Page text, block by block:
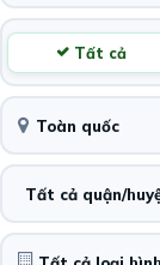
Tất cả
Toàn quốc
Tất cả quận/